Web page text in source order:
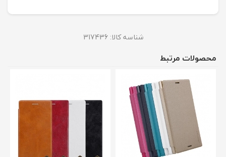
شناسه کالا:317436
محصولات مرتبط